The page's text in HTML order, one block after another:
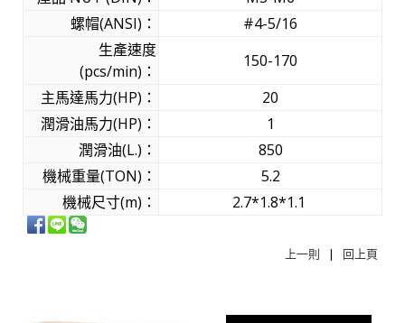
螺帽(ANSI)：
#4-5/16
生產速度
(pcs/min)：
150-170
主馬達馬力(HP)：
20
潤滑油馬力(HP)：
1
潤滑油(L.)：
850
機械重量(TON)：
5.2
機械尺寸(m)：
2.7*1.8*1.1
上一則 | 回上頁